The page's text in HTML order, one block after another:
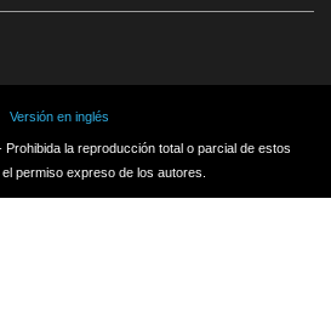
Versión en inglés
Prohibida la reproducción total o parcial de estos
permiso expreso de los autores.